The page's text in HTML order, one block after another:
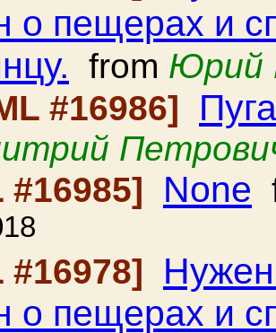
о пещерах и
from Юрий
#16986]
#16985]
None
#16978]
о пещерах и